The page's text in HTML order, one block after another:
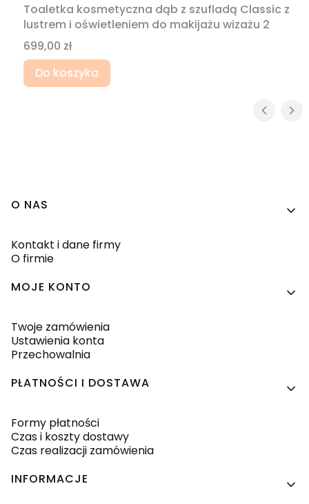
Toaletka kosmetyczna dąb z szufladą Classic z
lustrem i oświetleniem do makijażu wizażu 2
Cena
699,00 zł
Do koszyka
Linki w stopce
O NAS
Kontakt i dane firmy
O firmie
MOJE KONTO
Twoje zamówienia
Ustawienia konta
Przechowalnia
PŁATNOŚCI I DOSTAWA
Formy płatności
Czas i koszty dostawy
Czas realizacji zamówienia
INFORMACJE